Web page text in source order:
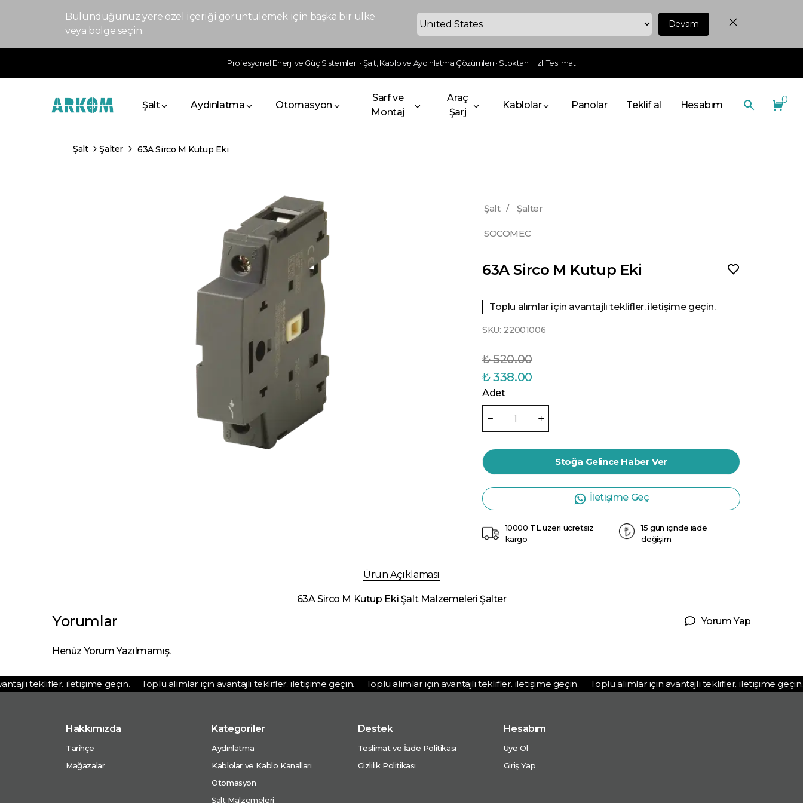
Bulunduğunuz yere özel içeriği görüntülemek için başka bir ülke
veya bölge seçin.
Devam
Profesyonel Enerji ve Güç Sistemleri • Şalt, Kablo ve Aydınlatma Çözümleri • Stoktan Hızlı Teslimat
Şalt Aydınlatma Otomasyon
Sarf ve
Montaj
Araç
Şarj
Kablolar Panolar Teklif al Hesabım 0
Şalt Şalter 63A Sirco M Kutup Eki
Şalt / Şalter
SOCOMEC
63A Sirco M Kutup Eki
Toplu alımlar için avantajlı teklifler. iletişime geçin.
SKU: 22001006
₺ 520.00
₺ 338.00
Adet
Stoğa Gelince Haber Ver
İletişime Geç
10000 TL üzeri ücretsiz
kargo
15 gün içinde iade
değişim
Ürün Açıklaması
63A Sirco M Kutup Eki Şalt Malzemeleri Şalter
Yorumlar Yorum Yap
Henüz Yorum Yazılmamış.
teklifler. iletişime geçin. Toplu alımlar için avantajlı teklifler. iletişime geçin. Toplu alımlar için avantajlı teklifler. iletişime geçin. Toplu alımlar için avantajlı teklifler. iletişime geçin.
Hakkımızda
Tarihçe
Mağazalar
Kategoriler
Aydınlatma
Kablolar ve Kablo Kanalları
Otomasyon
Şalt Malzemeleri
Destek
Teslimat ve İade Politikası
Gizlilik Politikası
Hesabım
Üye Ol
Giriş Yap